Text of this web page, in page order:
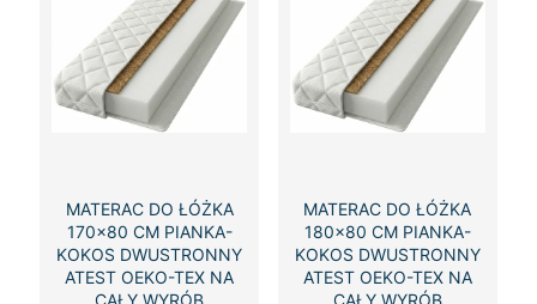
MATERAC DO ŁÓŻKA
170×80 CM PIANKA-
KOKOS DWUSTRONNY
ATEST OEKO-TEX NA
MATERAC DO ŁÓŻKA
180×80 CM PIANKA-
KOKOS DWUSTRONNY
ATEST OEKO-TEX NA